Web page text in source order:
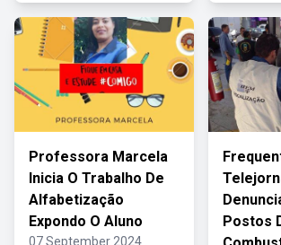
Professora Marcela
Inicia O Trabalho De
Alfabetização
Expondo O Aluno
07 September 2024
Postos